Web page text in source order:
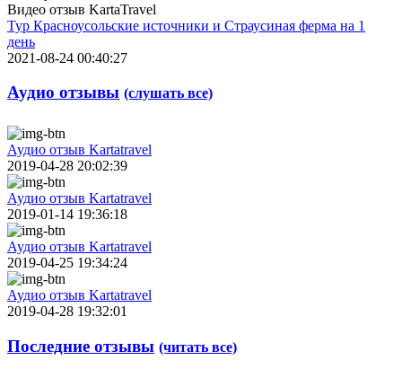
Видео отзыв KartaTravel
Тур Красноусольские источники и Страусиная ферма на 1
день
2021-08-24 00:40:27
Аудио отзывы (слушать все)
Аудио отзыв Kartatravel
2019-04-28 20:02:39
Аудио отзыв Kartatravel
2019-01-14 19:36:18
Аудио отзыв Kartatravel
2019-04-25 19:34:24
Аудио отзыв Kartatravel
2019-04-28 19:32:01
Последние отзывы (читать все)